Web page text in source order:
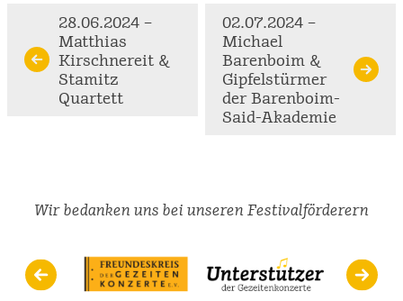
Continue
Reading
28.06.2024 –
Matthias
Kirschnereit &
Stamitz
Quartett
02.07.2024 –
Michael
Barenboim &
Gipfelstürmer
der Barenboim-
Said-Akademie
Wir bedanken uns bei unseren Festivalförderern